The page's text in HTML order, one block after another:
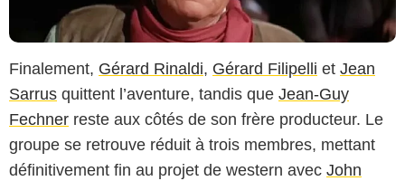
Finalement, Gérard Rinaldi, Gérard Filipelli et Jean
Sarrus quittent l’aventure, tandis que Jean-Guy
Fechner reste aux côtés de son frère producteur. Le
groupe se retrouve réduit à trois membres, mettant
définitivement fin au projet de western avec John